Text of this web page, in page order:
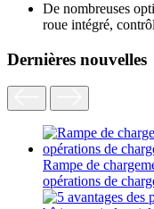
De nombreuses
roue intégré,
Dernières nouvelles
Rampe de
opérations de